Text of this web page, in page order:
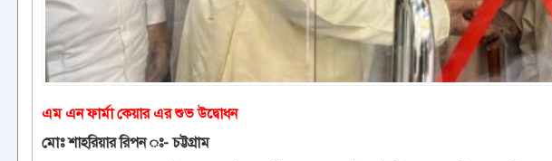
এম এন ফার্মা কেয়ার এর শুভ উদ্বোধন
মোঃ শাহরিয়ার রিপন ঃ- চট্টগ্রাম